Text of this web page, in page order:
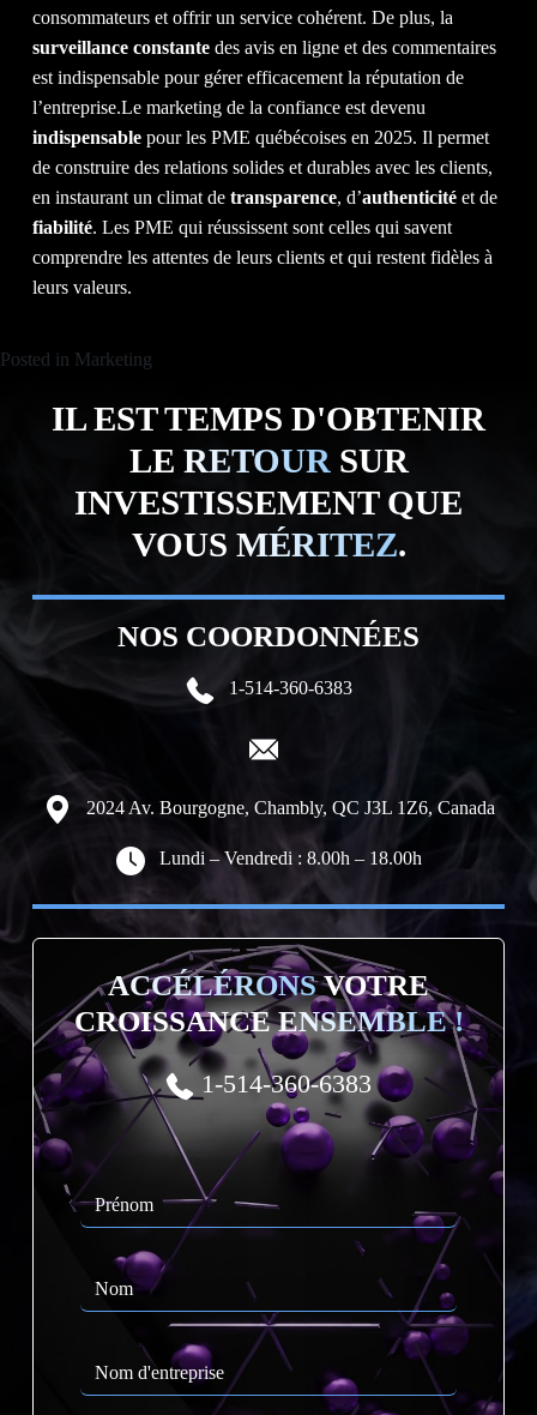
consommateurs et offrir un service cohérent. De plus, la
surveillance constante des avis en ligne et des commentaires
est indispensable pour gérer efficacement la réputation de
l’entreprise.Le marketing de la confiance est devenu
indispensable pour les PME québécoises en 2025. Il permet
de construire des relations solides et durables avec les clients,
en instaurant un climat de transparence, d’authenticité et de
fiabilité. Les PME qui réussissent sont celles qui savent
comprendre les attentes de leurs clients et qui restent fidèles à
leurs valeurs.
Posted in Marketing
IL EST TEMPS D'OBTENIR
LE RETOURSUR
INVESTISSEMENT QUE
VOUS MÉRITEZ.
NOS COORDONNÉES
1-514-360-6383
2024 Av. Bourgogne, Chambly, QC J3L 1Z6, Canada
Lundi – Vendredi : 8.00h – 18.00h
ACCÉLÉRONSVOTRE
CROISSANCEENSEMBLE !
1-514-360-6383